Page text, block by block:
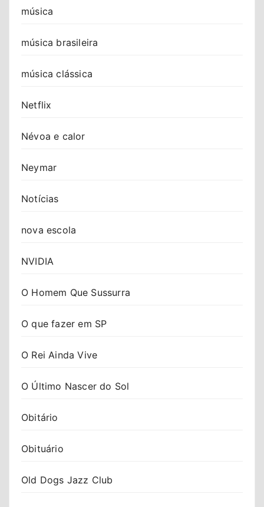
música
música brasileira
música clássica
Netflix
Névoa e calor
Neymar
Notícias
nova escola
NVIDIA
O Homem Que Sussurra
O que fazer em SP
O Rei Ainda Vive
O Último Nascer do Sol
Obitário
Obituário
Old Dogs Jazz Club